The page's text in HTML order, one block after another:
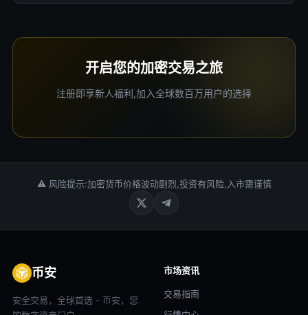
开启您的加密交易之旅
注册即享新人福利,加入全球数百万用户的选择
⚠ 风险提示:加密货币价格波动剧烈,投资有风险,入市需谨慎
币安
安全交易，全球首选 - 币安，您
市场资讯
交易指南